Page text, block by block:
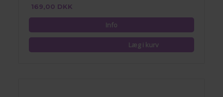
169,00 DKK